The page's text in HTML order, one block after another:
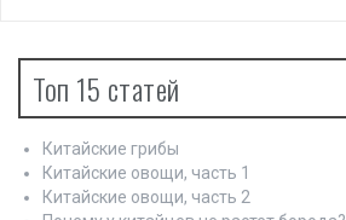
и
г
а
Топ 15 статей
Китайские грибы
Китайские овощи, часть 1
Китайские овощи, часть 2